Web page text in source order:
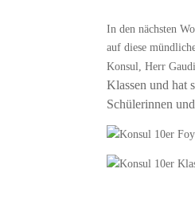
In den nächsten
auf diese
Konsul, Herr
Klassen und hat
Schülerinnen